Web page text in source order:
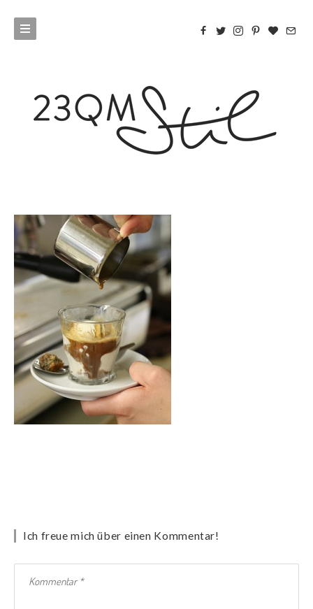
Ich freue mich über einen Kommentar!